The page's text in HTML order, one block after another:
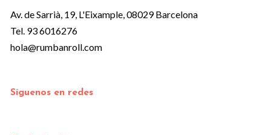
Av. de Sarrià, 19, L'Eixample, 08029 Barcelona
Tel. 93 6016276
hola@rumbanroll.com
Síguenos en redes